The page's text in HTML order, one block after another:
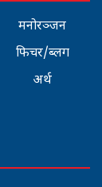
मनोरञ्जन
फिचर/ब्लग
अर्थ